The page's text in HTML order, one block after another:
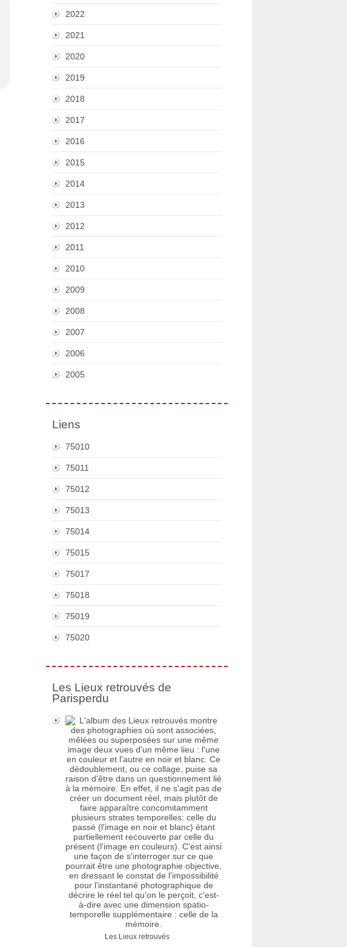
2022
2021
2020
2019
2018
2017
2016
2015
2014
2013
2012
2011
2010
2009
2008
2007
2006
2005
Liens
75010
75011
75012
75013
75014
75015
75017
75018
75019
75020
Les Lieux retrouvés de
Parisperdu
Les Lieux retrouvés